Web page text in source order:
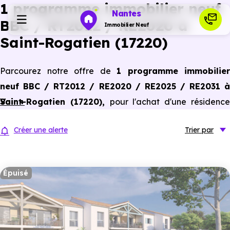
Nantes
Immobilier Neuf
Investir
Ressources
Financer
1 programme immobilier neuf
BBC / RT2012 / RE2020 à
Saint-Rogatien (17220)
Parcourez notre offre de 1 programme immobilier
neuf BBC / RT2012 / RE2020 / RE2025 / RE2031 à
Saint-Rogatien (17220), pour l'achat d'une résidence
dernières normes de performances énergétiques, pour un
Voir +
Créer une alerte Trier par
Épuisé